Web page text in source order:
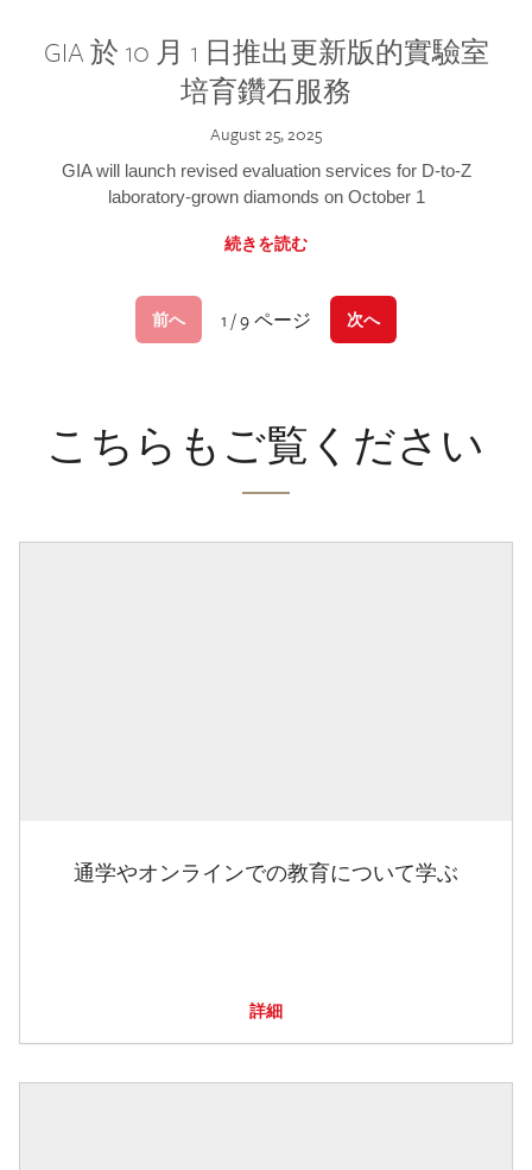
GIA 於 10 月 1 日推出更新版的實驗室
培育鑽石服務
August 25, 2025
GIA will launch revised evaluation services for D-to-Z
laboratory-grown diamonds on October 1
続きを読む
前へ 1 / 9 ページ 次へ
こちらもご覧ください
通学やオンラインでの教育について学ぶ
詳細